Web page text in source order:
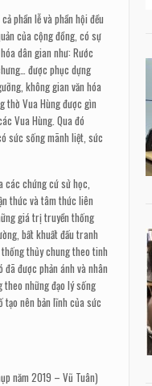
phần lễ và phần hội đều
của cộng đồng, có sự
dân gian như: Rước
được phục dựng
không gian văn hóa
thờ Vua Hùng được gìn
Vua Hùng. Qua đó
sức sống mãnh liệt, sức
các chứng cứ sử học,
thức và tâm thức liên
giá trị truyền thống
bất khuất đấu tranh
thủy chung theo tinh
được phản ánh và nhân
những đạo lý sống
tạo nên bản lĩnh của sức
năm 2019 – Vũ Tuân)